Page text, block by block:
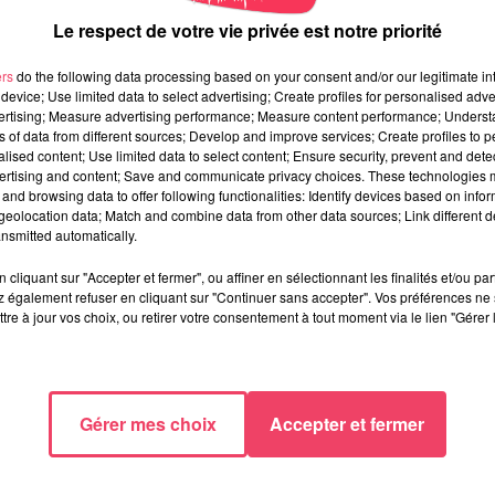
exposants […] on a refusé quelques demandes parce
pour augmenter la taille du marché
et en alimentation investiront les lieux. Deux
Ils viennent majoritairement de l’Anjou Bleu.
Les Playbobil, viendront pousser la chansonnette à bord de
les rues à la recherche du Père Noël et d’un
thème
Le respect de votre vie privée est notre priorité
do the following data processing based on your consent and/or our legitimate
Use limited data to select advertising; Create profiles for personalised
Measure advertising performance; Measure content performance;
of data from different sources; Develop and improve services; Create profiles to
content; Use limited data to select content; Ensure security, prevent and
and content; Save and communicate privacy choices. These technologies
browsing data to offer following functionalities: Identify devices based on
data; Match and combine data from other data sources; Link different
automatically.
cliquant sur "Accepter et fermer", ou affiner en sélectionnant les finalités et/ou
également refuser en cliquant sur "Continuer sans accepter". Vos préférences
à jour vos choix, ou retirer votre consentement à tout moment via le lien
Gérer mes choix Accepter et fermer